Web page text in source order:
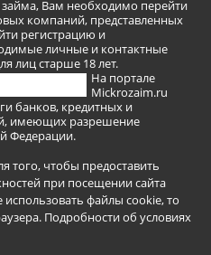
Вам необходимо перейти
компаний, представленных
регистрацию и
личные и контактные
лиц старше 18 лет.
На портале
Mickrozaim.ru
банков, кредитных и
имеющих разрешение
Федерации.
того, чтобы предоставить
при посещении сайта
файлы cookie, то
Подробности об условиях